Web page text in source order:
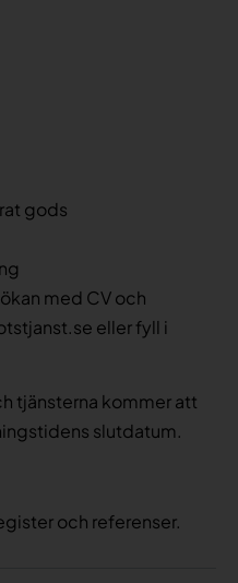
gods
med CV och
eller fyll i
tjänsterna kommer att
slutdatum.
och referenser.